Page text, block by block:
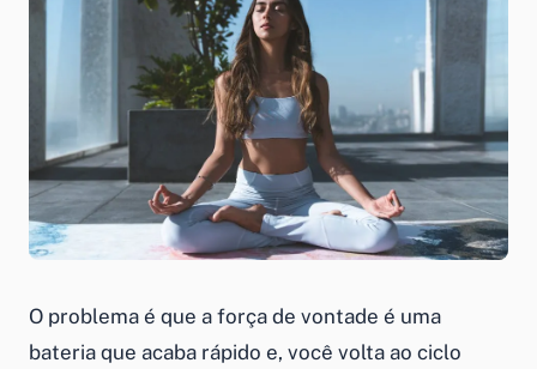
O problema é que a força de vontade é uma
bateria que acaba rápido e, você volta ao ciclo